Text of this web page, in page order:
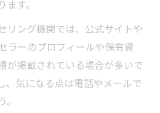
サポート体制と対応力を見
リングを比較し納得の選択
ングの流れを事前に把握し
す。
リング機関では、公式サイトや
ラーのプロフィールや保有資
が掲載されている場合が多いで
、気になる点は電話やメールで